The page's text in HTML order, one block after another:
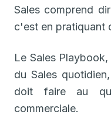
Sales comprend
c'est en pratiquant
Le Sales
du Sales
doit faire au
commerciale.